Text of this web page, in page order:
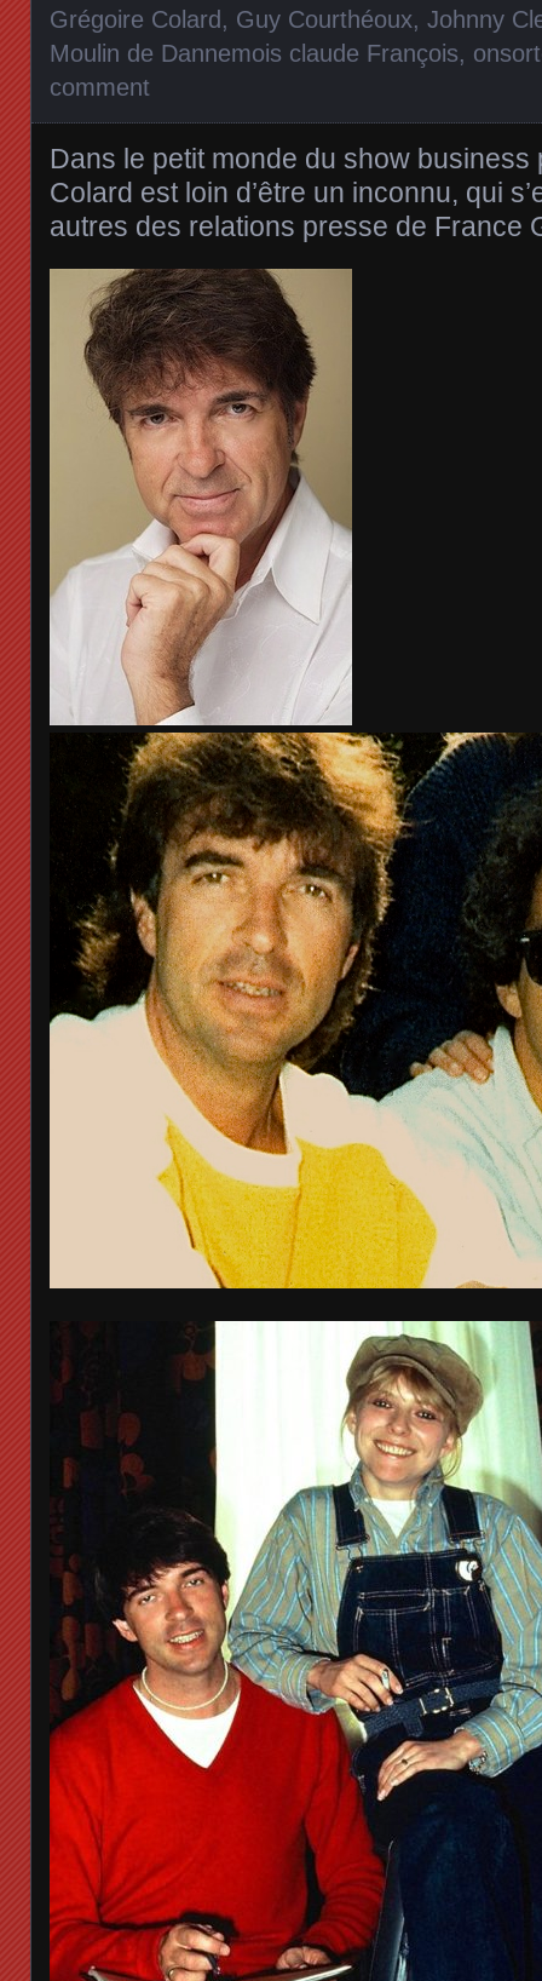
Grégoire Colard , Guy Courthéoux, Johnny
Moulin de Dannemois claude François,
comment
Dans le petit monde du show business
Colard est loin d’être un inconnu, qui
autres des relations presse de France